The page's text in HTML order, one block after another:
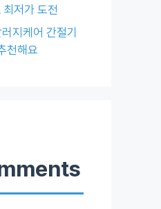
저가 도전
지케어 간절기
천해요